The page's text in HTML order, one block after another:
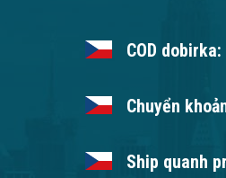
COD
Chuyển
Ship quanh